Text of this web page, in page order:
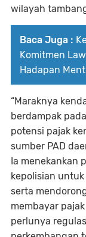
wilayah
Baca Juga :
Komitmen
Hadapan
“Maraknya
berdampak
potensi pajak
sumber PAD
Ia menekankan
kepolisian
serta
membayar
perlunya